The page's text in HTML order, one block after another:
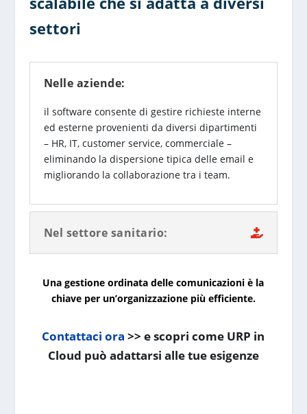
settori
Nelle aziende:
il software consente di gestire richieste interne
ed esterne provenienti da diversi dipartimenti
– HR, IT, customer service, commerciale –
eliminando la dispersione tipica delle email e
migliorando la collaborazione tra i team.
Nel settore sanitario:
Una gestione ordinata delle comunicazioni è la
chiave per un’organizzazione più efficiente.
Contattaci ora >> e scopri come URP in
Cloud può adattarsi alle tue esigenze